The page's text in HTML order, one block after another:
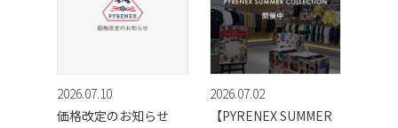
2026.07.10
価格改定のお知らせ
2026.07.02
【PYRENEX SUMMER